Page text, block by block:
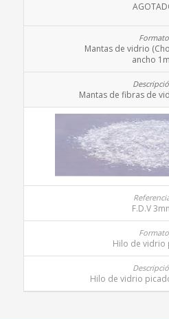
Mantas de vidrio
ancho
Mantas de fibras de
F.D.V
Hilo de vidrio
Hilo de vidrio